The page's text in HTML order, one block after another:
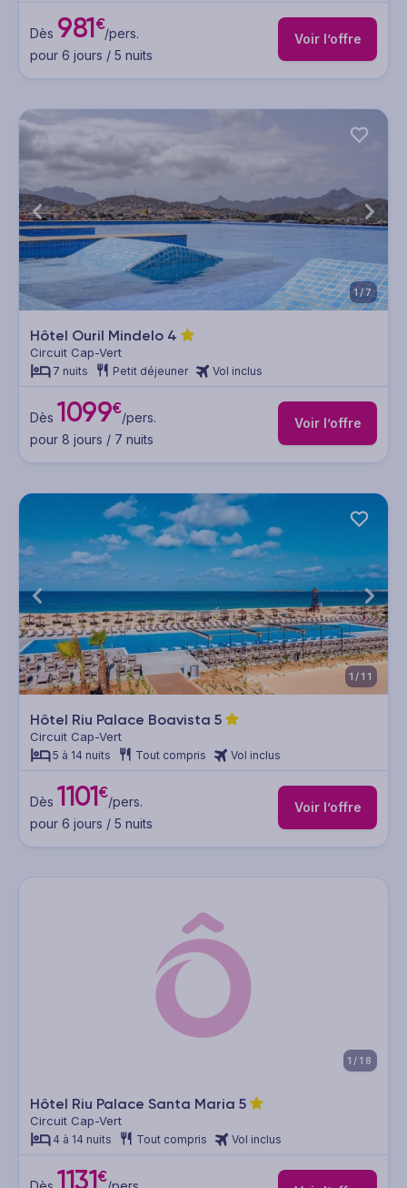
Dès 981€/pers.
pour 6 jours / 5 nuits
Voir l’offre
1/7
Hôtel Ouril Mindelo 4
Circuit Cap-Vert
7 nuits Petit déjeuner Vol inclus
Dès 1099€/pers.
pour 8 jours / 7 nuits
Voir l’offre
1/11
Hôtel Riu Palace Boavista 5
Circuit Cap-Vert
5 à 14 nuits Tout compris Vol inclus
Dès 1101€/pers.
pour 6 jours / 5 nuits
Voir l’offre
1/18
Hôtel Riu Palace Santa Maria 5
Circuit Cap-Vert
4 à 14 nuits Tout compris Vol inclus
1131€